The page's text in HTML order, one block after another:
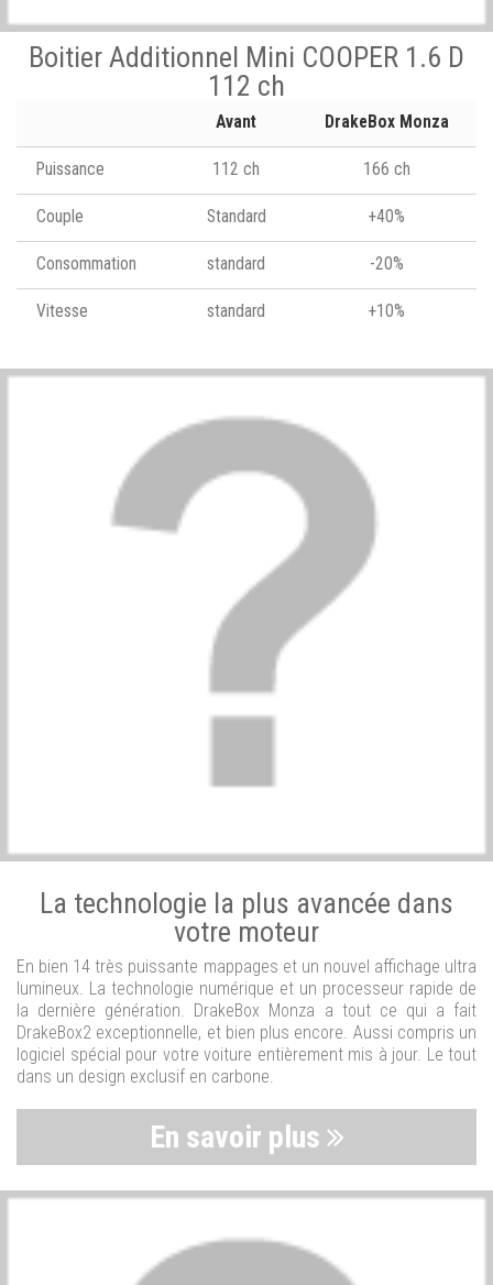
Boitier Additionnel Mini COOPER 1.6 D
112 ch
Avant DrakeBox Monza
Puissance 112 ch 166 ch
Couple Standard +40%
Consommation standard -20%
Vitesse standard +10%
La technologie la plus avancée dans
votre moteur
En bien 14 très puissante mappages et un nouvel affichage ultra
lumineux. La technologie numérique et un processeur rapide de
la dernière génération. DrakeBox Monza a tout ce qui a fait
DrakeBox2 exceptionnelle, et bien plus encore. Aussi compris un
logiciel spécial pour votre voiture entièrement mis à jour. Le tout
dans un design exclusif en carbone.
En savoir plus